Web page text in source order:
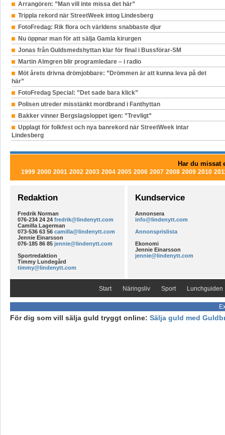
Arrangören: ”Man vill inte missa det här”
Trippla rekord när StreetWeek intog Lindesberg
FotoFredag: Rik flora och världens snabbaste djur
Nu öppnar man för att sälja Gamla kirurgen
Jonas från Guldsmedshyttan klar för final i Bussförar-SM
Martin Almgren blir programledare – i radio
Möt årets drivna drömjobbare: ”Drömmen är att kunna leva på det
här”
FotoFredag Special: ”Det sade bara klick”
Polisen utreder misstänkt mordbrand i Fanthyttan
Bakker vinner Bergslagsloppet igen: ”Trevligt”
Upplagt för folkfest och nya banrekord när StreetWeek intar
Lindesberg
Har du missat
1999 2000 2001 2002 2003 2004 2005 2006 2007 2008 2009 2010
Redaktion
Fredrik Norman
076-234 24 24 fredrik@lindenytt.com
Camilla Lagerman
073-536 63 56 camilla@lindenytt.com
Jennie Einarsson
076-185 86 85 jennie@lindenytt.com
Sportredaktion
Timmy Lundegård
timmy@lindenytt.com
Kundservice
Annonsera
info@lindenytt.com
Annonsprislista
Ekonomi
Jennie Einarsson
jennie@lindenytt.com
Start Näringsliv Sport Lunchguiden
För dig som vill sälja guld tryggt online: Sälja guld med